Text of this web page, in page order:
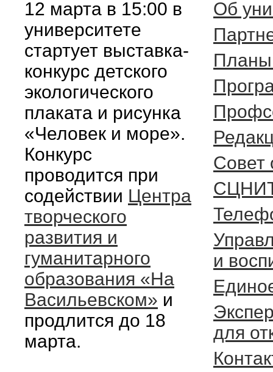
12 марта в 15:00 в
университете
стартует выставка-
конкурс детского
экологического
плаката и рисунка
«Человек и море».
Конкурс
проводится при
содействии Центра
творческого
развития и
гуманитарного
образования «На
Васильевском» и
продлится до 18
марта.
Об
Планы
и
для